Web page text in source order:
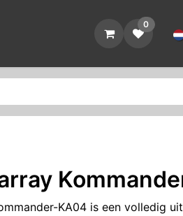
0
KA04 is een volledig